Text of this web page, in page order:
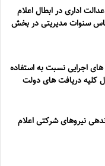
اداری در ابطال اعلام
سنوات مدیریتی در بخش
اجرایی نسبت به استفاده
کلیه دریافت های دولت
نیروهای شرکتی اعلام